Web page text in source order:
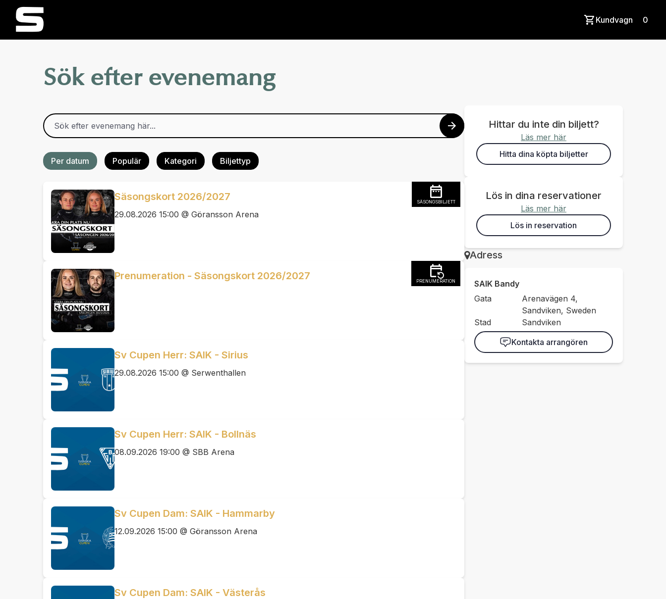
Kundvagn 0
Sök efter evenemang
Per datum Populär Kategori Biljettyp
Säsongskort 2026/2027
29.08.2026 15:00 @ Göransson Arena
SÄSONGSBILJETT
Prenumeration - Säsongskort 2026/2027 PRENUMERATION
Sv Cupen Herr: SAIK - Sirius
29.08.2026 15:00 @ Serwenthallen
Sv Cupen Herr: SAIK - Bollnäs
08.09.2026 19:00 @ SBB Arena
Sv Cupen Dam: SAIK - Hammarby
12.09.2026 15:00 @ Göransson Arena
Sv Cupen Dam: SAIK - Västerås
Hittar du inte din biljett?
Läs mer här
Hitta dina köpta biljetter
Lös in dina reservationer
Läs mer här
Lös in reservation
Adress
SAIK Bandy
Gata
Arenavägen 4,
Sandviken, Sweden
Stad
Sandviken
Kontakta arrangören